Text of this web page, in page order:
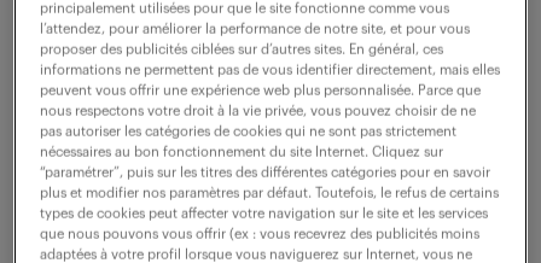
Rochefort (17) intérim
4 mois
30 000 - 35 000 € / an
Vos missions seront les suivantes : - Définir la vision
et la politique du programme d'approvisionnement
autour des 5 piliers : innovation, qualité, réactivité,
livraison et compétitivité,...
principalement utilisées pour que le site fonctionne comme vous
l’attendez, pour améliorer la performance de notre site, et pour vous
proposer des publicités ciblées sur d’autres sites. En général, ces
informations ne permettent pas de vous identifier directement, mais elles
peuvent vous offrir une expérience web plus personnalisée. Parce que
nous respectons votre droit à la vie privée, vous pouvez choisir de ne
pas autoriser les catégories de cookies qui ne sont pas strictement
nécessaires au bon fonctionnement du site Internet. Cliquez sur
“paramétrer”, puis sur les titres des différentes catégories pour en savoir
plus et modifier nos paramètres par défaut. Toutefois, le refus de certains
types de cookies peut affecter votre navigation sur le site et les services
que nous pouvons vous offrir (ex : vous recevrez des publicités moins
adaptées à votre profil lorsque vous naviguerez sur Internet, vous ne